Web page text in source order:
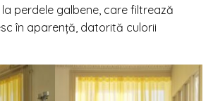
perdele galbene, care filtrează
în aparență, datorită culorii